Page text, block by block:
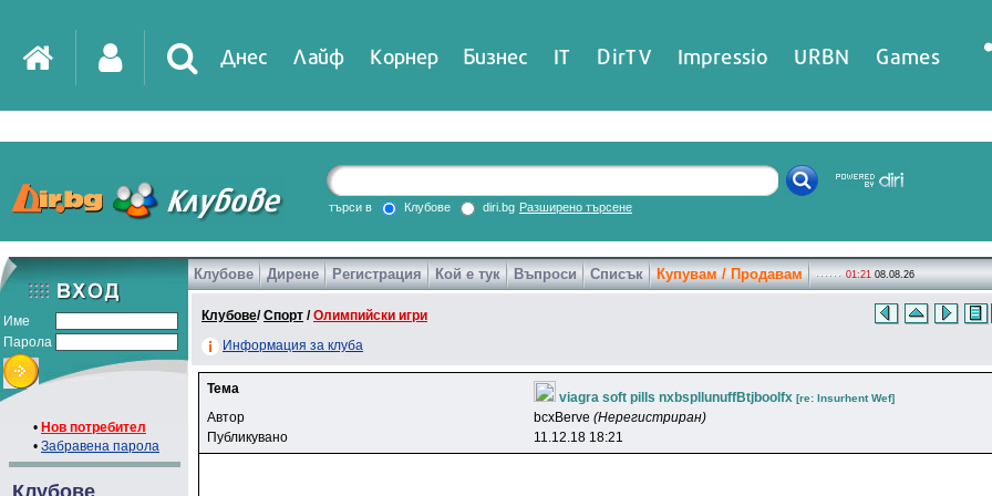
Днес Лайф Корнер Бизнес IT DirTV Impressio URBN Games
търси в Клубове diri.bg Разширено търсене
Име
Парола
• Нов потребител
• Забравена парола
Клубове
Клубове Дирене Регистрация Кой е тук Въпроси Списък Купувам / Продавам 01:21 08.08.26
Клубове/Спорт /Олимпийски игри
Информация за клуба
Тема
viagra soft pills nxbspllunuffBtjboolfx [re: lnsurhent Wef]
Автор bcxBerve (Нерегистриран)
Публикувано
11.12.18 18:21